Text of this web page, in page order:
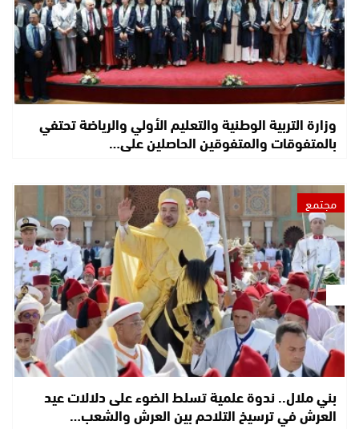
وزارة التربية الوطنية والتعليم الأولي والرياضة تحتفي
بالمتفوقات والمتفوقين الحاصلين على…
مجتمع
بني ملال.. ندوة علمية تسلط الضوء على دلالات عيد
العرش في ترسيخ التلاحم بين العرش والشعب…